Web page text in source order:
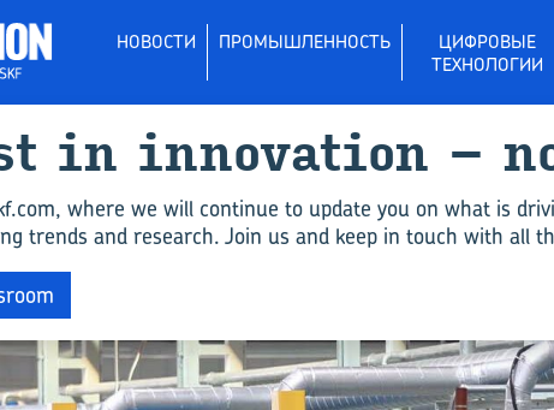
НОВОСТИ ПРОМЫШЛЕННОСТЬ
ЦИФРОВЫЕ
ТЕХНОЛОГИИ
in innovation –
where we will continue to update you on what is
trends and research. Join us and keep in touch with all